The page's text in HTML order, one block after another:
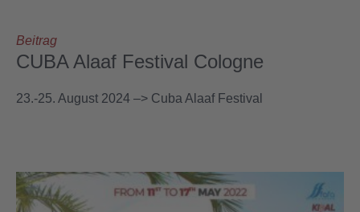
Beitrag
CUBA Alaaf Festival Cologne
23.-25. August 2024 –> Cuba Alaaf Festival